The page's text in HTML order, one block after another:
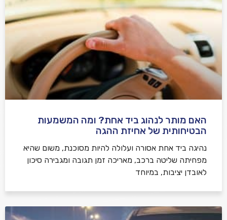
האם מותר לנהוג ביד אחת? ומה המשמעות
הבטיחותית של אחיזת ההגה
נהיגה ביד אחת אסורה ועלולה להיות מסוכנת, משום שהיא
מפחיתה שליטה ברכב, מאריכה זמן תגובה ומגבירה סיכון
לאובדן יציבות, במיוחד